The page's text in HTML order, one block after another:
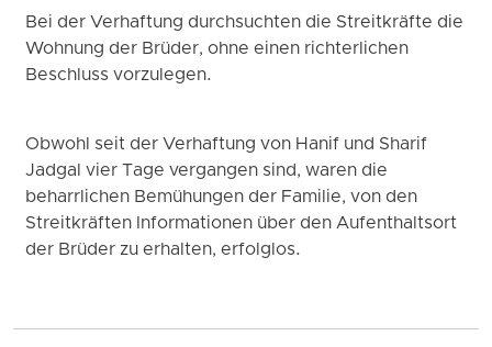
Bei der Verhaftung durchsuchten die Streitkräfte die
Wohnung der Brüder, ohne einen richterlichen
Beschluss vorzulegen.
Obwohl seit der Verhaftung von Hanif und Sharif
Jadgal vier Tage vergangen sind, waren die
beharrlichen Bemühungen der Familie, von den
Streitkräften Informationen über den Aufenthaltsort
der Brüder zu erhalten, erfolglos.